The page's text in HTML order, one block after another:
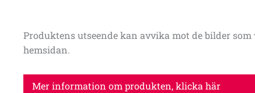
Produktens utseende kan avvika mot de bilder som
hemsidan.
Mer information om produkten, klicka här